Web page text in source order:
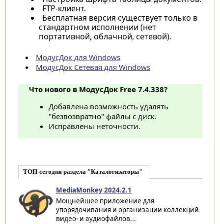
FTP-клиент.
Бесплатная версия существует только в
стандартном исполнении (нет
портативной, облачной, сетевой).
МодусДок для Windows
МодусДок Сетевая для Windows
Что нового в МодусДок Free 7.4.338?
Добавлена возможность удалять
"безвозвратно" файлы с диск.
Исправлены неточности.
ТОП-сегодня раздела "Каталогизаторы"
MediaMonkey 2024.2.1
Мощнейшее приложение для
упорядочивания и организации коллекций
видео- и аудиофайлов...